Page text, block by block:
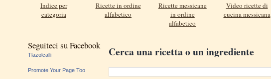
Indice per
categoria
Ricette in ordine
alfabetico
Ricette messicane
in ordine
alfabetico
Video ricette di
cucina messicana
Seguiteci su Facebook
Tlazolcalli
Promote Your Page Too
Cerca una ricetta o un ingrediente